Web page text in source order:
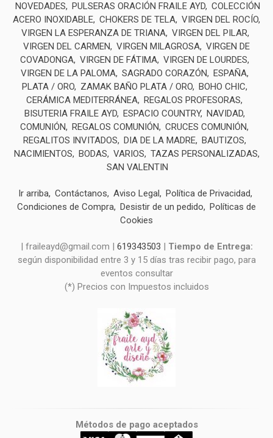
NOVEDADES PULSERAS ORACIÓN FRAILE AYD COLECCIÓN
ACERO INOXIDABLE CHOKERS DE TELA VIRGEN DEL ROCÍO
VIRGEN LA ESPERANZA DE TRIANA VIRGEN DEL PILAR
VIRGEN DEL CARMEN
VIRGEN MILAGROSA VIRGEN DE
COVADONGA VIRGEN DE FÁTIMA VIRGEN DE LOURDES
VIRGEN DE LA PALOMA SAGRADO CORAZÓN
ESPAÑA
PLATA / ORO
ZAMAK BAÑO PLATA / ORO BOHO CHIC
CERÁMICA MEDITERRÁNEA REGALOS PROFESORAS
BISUTERIA FRAILE AYD ESPACIO COUNTRY NAVIDAD
COMUNIÓN
REGALOS COMUNIÓN
CRUCES COMUNIÓN
REGALITOS INVITADOS
DIA DE LA MADRE BAUTIZOS
NACIMIENTOS
BODAS VARIOS
TAZAS PERSONALIZADAS
SAN VALENTIN
Ir arriba Contáctanos Aviso Legal
Política de Privacidad
Condiciones de Compra Desistir de un pedido
Políticas de
Cookies
| fraileayd@gmail.com | 619343503 | Tiempo de Entrega:
según disponibilidad entre 3 y 15 días tras recibir pago, para
eventos consultar
(*) Precios con Impuestos incluidos
Métodos de pago aceptados